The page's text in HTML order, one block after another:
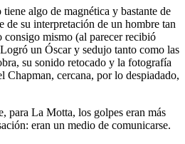
algo de magnética y bastante de
de su interpretación de un hombre tan
mismo (al parecer recibió
un Óscar y sedujo tanto como las
su sonido retocado y la fotografía
Chapman, cercana, por lo despiadado,
para La Motta, los golpes eran más
eran un medio de comunicarse.